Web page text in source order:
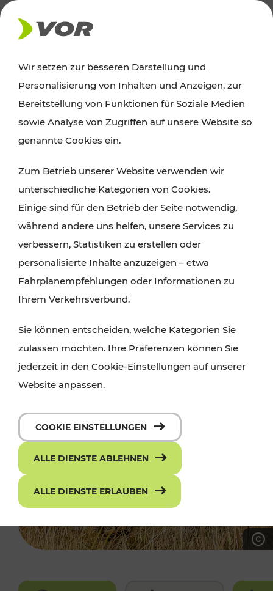
AKTUELLES
Ausflugstipps
Wien, Niederösterreich und das Burgenland
Wanderungen, Kultur und Gastronomie,
Radtouren oder purer Naturgenuss – viele
Attraktionen sind mit den Ticket- und Fahrplan-
Angeboten des VOR gut und schnell erreichbar.
Wir setzen zur besseren Darstellung und
Personalisierung von Inhalten und Anzeigen, zur
Bereitstellung von Funktionen für Soziale Medien
sowie Analyse von Zugriffen auf unsere Website so
genannte Cookies ein.
Zum Betrieb unserer Website verwenden wir
unterschiedliche Kategorien von Cookies.
Einige sind für den Betrieb der Seite notwendig,
während andere uns helfen, unsere Services zu
verbessern, Statistiken zu erstellen oder
personalisierte Inhalte anzuzeigen – etwa
Fahrplanempfehlungen oder Informationen zu
Ihrem Verkehrsverbund.
Sie können entscheiden, welche Kategorien Sie
zulassen möchten. Ihre Präferenzen können Sie
jederzeit in den Cookie-Einstellungen auf unserer
Website anpassen.
COOKIE EINSTELLUNGEN
ALLE DIENSTE ABLEHNEN
ALLE DIENSTE ERLAUBEN